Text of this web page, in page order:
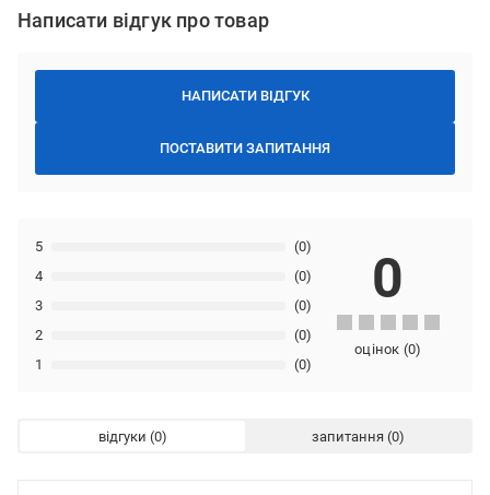
Написати відгук про товар
НАПИСАТИ ВІДГУК
ПОСТАВИТИ ЗАПИТАННЯ
1 (0)
2 (0)
3 (0)
4 (0)
5 (0)
0
оцінок (0)
відгуки запитання